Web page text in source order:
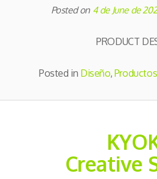
Posted on 4 de June de
PRODUCT
Posted in Diseño, Productos
Creative